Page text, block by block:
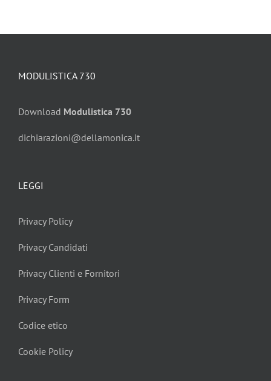
MODULISTICA 730
Download Modulistica 730
dichiarazioni@dellamonica.it
LEGGI
Privacy Policy
Privacy Candidati
Privacy Clienti e Fornitori
Privacy Form
Codice etico
Cookie Policy